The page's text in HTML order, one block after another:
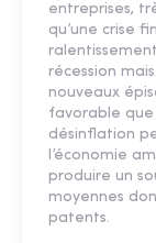
entreprises,
qu’une crise
récession
nouveaux
favorable que
désinflation
l’économie
produire un
moyennes
patents.